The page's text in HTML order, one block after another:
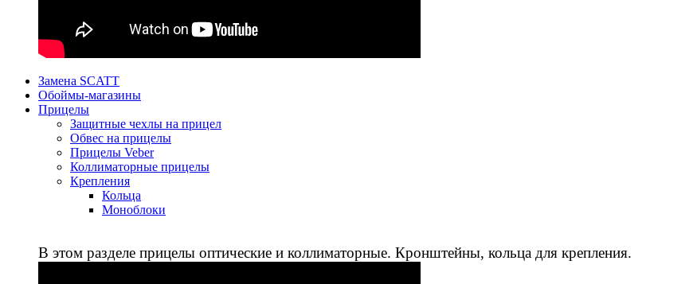
Замена SCATT
Обоймы-магазины
Прицелы
Защитные чехлы на прицел
Обвес на прицелы
Прицелы Veber
Коллиматорные прицелы
Крепления
Кольца
Моноблоки
В этом разделе прицелы оптические и коллиматорные. Кронштейны, кольца для крепления.